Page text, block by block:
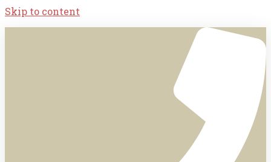
Skip to content